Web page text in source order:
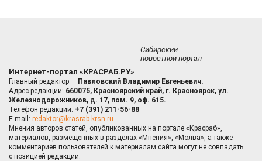
Сибирский
новостной портал
Интернет-портал «КРАСРАБ.РУ»
Главный редактор — Павловский Владимир Евгеньевич.
Адрес редакции: 660075, Красноярский край, г. Красноярск, ул.
Железнодорожников, д. 17, пом. 9, оф. 615.
Телефон редакции: +7 (391) 211-56-88
E-mail: redaktor@krasrab.krsn.ru
Мнения авторов статей, опубликованных на портале «Красраб»,
материалов, размещённых в разделах «Мнения», «Молва», а также
комментариев пользователей к материалам сайта могут не совпадать
с позицией редакции.